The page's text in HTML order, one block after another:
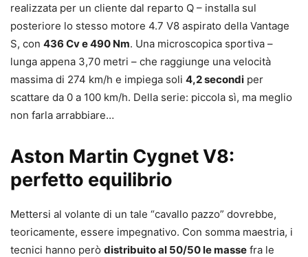
realizzata per un cliente dal reparto Q – installa sul
posteriore lo stesso motore 4.7 V8 aspirato della Vantage
S, con 436 Cv e 490 Nm. Una microscopica sportiva –
lunga appena 3,70 metri – che raggiunge una velocità
massima di 274 km/h e impiega soli 4,2 secondi per
scattare da 0 a 100 km/h. Della serie: piccola sì, ma meglio
non farla arrabbiare…
Aston Martin Cygnet V8:
perfetto equilibrio
Mettersi al volante di un tale “cavallo pazzo” dovrebbe,
teoricamente, essere impegnativo. Con somma maestria, i
tecnici hanno però distribuito al 50/50 le masse fra le